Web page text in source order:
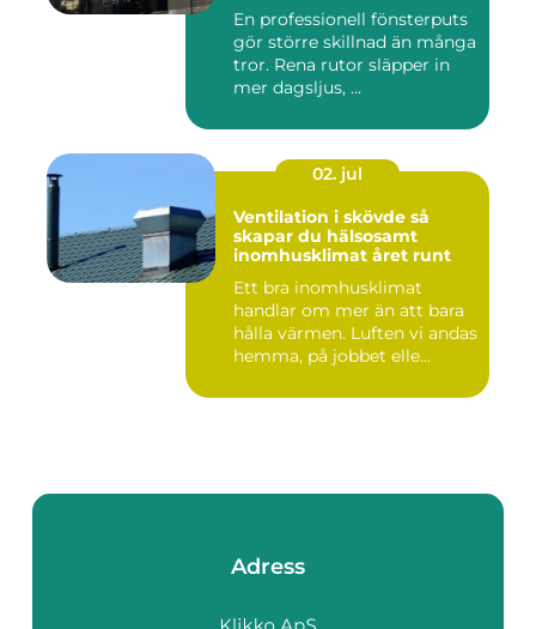
En professionell fönsterputs
gör större skillnad än många
tror. Rena rutor släpper in
mer dagsljus, ...
02. jul
Ventilation i skövde så
skapar du hälsosamt
inomhusklimat året runt
Ett bra inomhusklimat
handlar om mer än att bara
hålla värmen. Luften vi andas
hemma, på jobbet elle...
Adress